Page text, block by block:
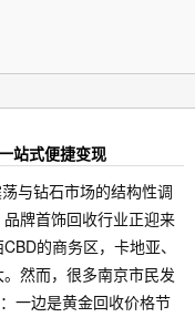
站式便捷变现
与钻石市场的结构性调
牌首饰回收行业正迎来
的商务区，卡地亚、
然而，很多南京市民发
一边是黄金回收价格节